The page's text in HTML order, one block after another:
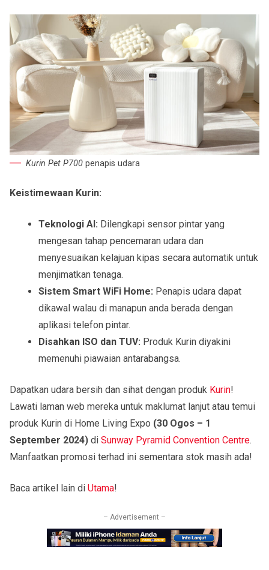
Kurin Pet P700 penapis udara
Keistimewaan Kurin:
Teknologi AI: Dilengkapi sensor pintar yang
mengesan tahap pencemaran udara dan
menyesuaikan kelajuan kipas secara automatik untuk
menjimatkan tenaga.
Sistem Smart WiFi Home: Penapis udara dapat
dikawal walau di manapun anda berada dengan
aplikasi telefon pintar.
Disahkan ISO dan TUV: Produk Kurin diyakini
memenuhi piawaian antarabangsa.
Dapatkan udara bersih dan sihat dengan produk Kurin!
Lawati laman web mereka untuk maklumat lanjut atau temui
produk Kurin di Home Living Expo (30 Ogos – 1
September 2024) di Sunway Pyramid Convention Centre.
Manfaatkan promosi terhad ini sementara stok masih ada!
Baca artikel lain di Utama!
– Advertisement –